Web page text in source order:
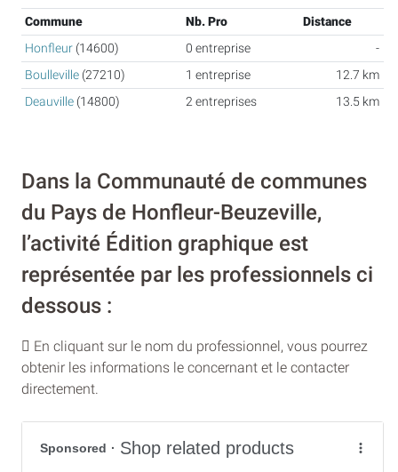
Commune Nb. Pro
Distance
Honfleur (14600) 0 entreprise
-
Boulleville (27210) 1 entreprise
12.7 km
Deauville (14800) 2 entreprises 13.5 km
Dans la Communauté de communes
du Pays de Honfleur-Beuzeville,
l’activité Édition graphique est
représentée par les professionnels ci
dessous :
En cliquant sur le nom du professionnel, vous pourrez
obtenir les informations le concernant et le contacter
directement.